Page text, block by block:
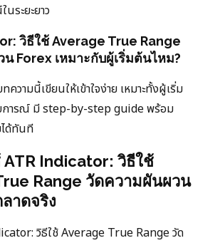
นระยะยาว
วิธีใช้ Average True Range
Forex เหมาะกับผู้เริ่มต้นไหม?
วามนี้เขียนให้เข้าใจง่าย เหมาะทั้งผู้เริ่ม
การณ์ มี step-by-step guide พร้อม
ได้ทันที
ATR Indicator: วิธีใช้
Range วัดความผันผวน
าดจริง
วิธีใช้ Average True Range วัด